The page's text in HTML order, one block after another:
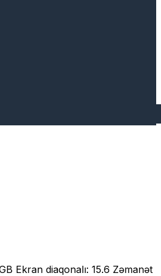
Ekran diaqonalı: 15.6 Zəmanət